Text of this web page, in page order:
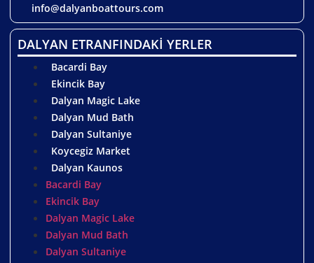
info@dalyanboattours.com
DALYAN ETRANFINDAKİ YERLER
Bacardi Bay
Ekincik Bay
Dalyan Magic Lake
Dalyan Mud Bath
Dalyan Sultaniye
Koycegiz Market
Dalyan Kaunos
Bacardi Bay
Ekincik Bay
Dalyan Magic Lake
Dalyan Mud Bath
Dalyan Sultaniye